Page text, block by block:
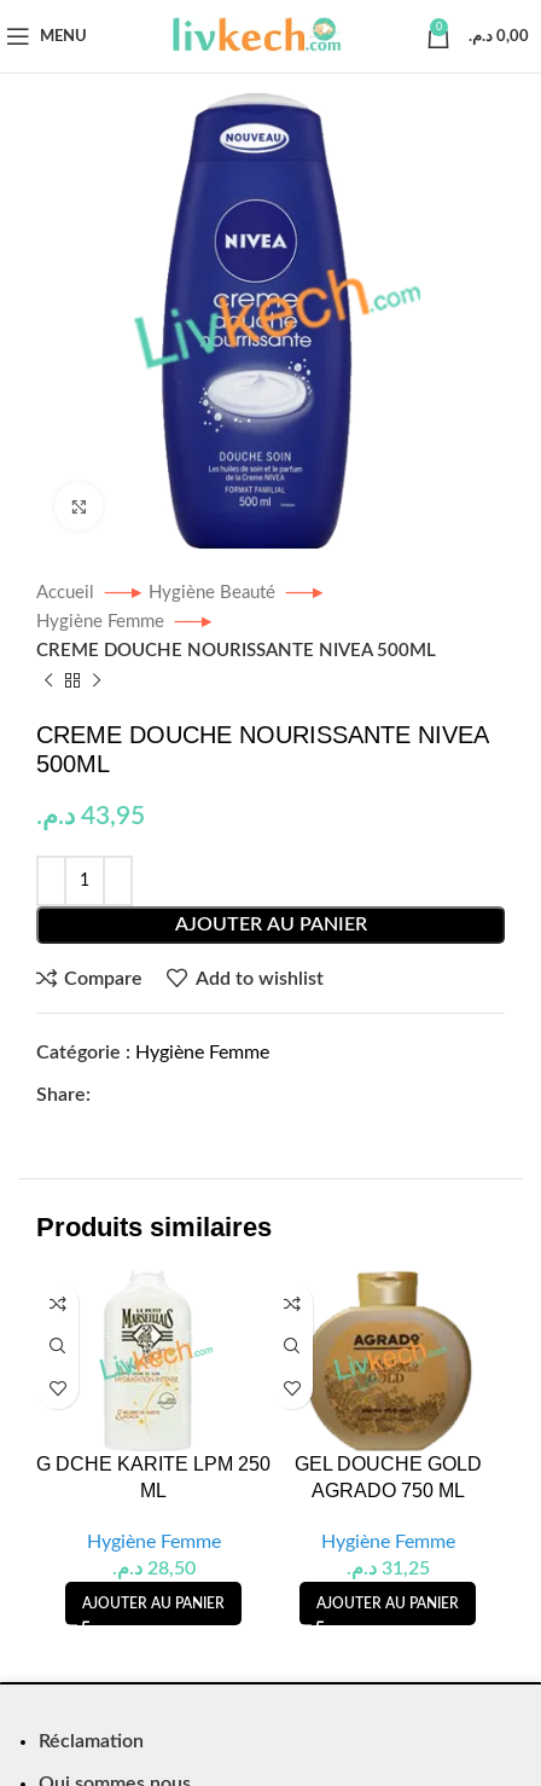
MENU
0
0,00 د.م.
Click to enlarge
Accueil
Hygiène Beauté
Hygiène Femme
CREME DOUCHE NOURISSANTE NIVEA 500ML
CREME DOUCHE NOURISSANTE NIVEA
500ML
43,95 د.م.
AJOUTER AU PANIER
Compare Add to wishlist
Catégorie : Hygiène Femme
Share:
Produits similaires
G DCHE KARITE LPM 250
ML
Hygiène Femme
28,50 د.م.
AJOUTER AU PANIER
GEL DOUCHE GOLD
AGRADO 750 ML
Hygiène Femme
31,25 د.م.
AJOUTER AU PANIER
Réclamation